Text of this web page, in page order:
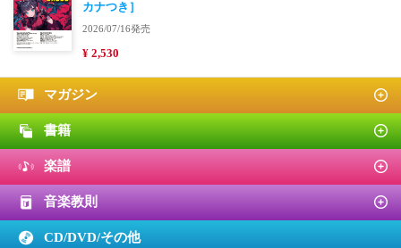
カナつき］
2026/07/16発売
¥ 2,530
マガジン
書籍
楽譜
音楽教則
CD/DVD/その他